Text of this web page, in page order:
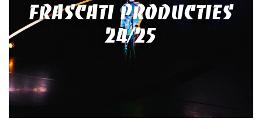
FRASCATI PRODUCTIES
24/25